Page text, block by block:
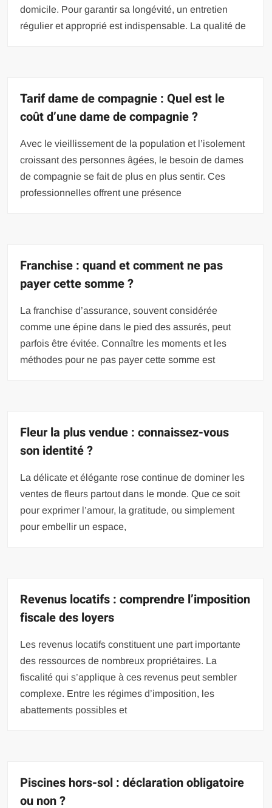
domicile. Pour garantir sa longévité, un entretien
régulier et approprié est indispensable. La qualité de
Tarif dame de compagnie : Quel est le
coût d’une dame de compagnie ?
Avec le vieillissement de la population et l’isolement
croissant des personnes âgées, le besoin de dames
de compagnie se fait de plus en plus sentir. Ces
professionnelles offrent une présence
Franchise : quand et comment ne pas
payer cette somme ?
La franchise d’assurance, souvent considérée
comme une épine dans le pied des assurés, peut
parfois être évitée. Connaître les moments et les
méthodes pour ne pas payer cette somme est
Fleur la plus vendue : connaissez-vous
son identité ?
La délicate et élégante rose continue de dominer les
ventes de fleurs partout dans le monde. Que ce soit
pour exprimer l’amour, la gratitude, ou simplement
pour embellir un espace,
Revenus locatifs : comprendre l’imposition
fiscale des loyers
Les revenus locatifs constituent une part importante
des ressources de nombreux propriétaires. La
fiscalité qui s’applique à ces revenus peut sembler
complexe. Entre les régimes d’imposition, les
abattements possibles et
Piscines hors-sol : déclaration obligatoire
ou non ?